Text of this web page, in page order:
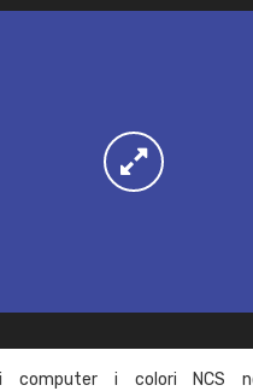
computer i colori NCS